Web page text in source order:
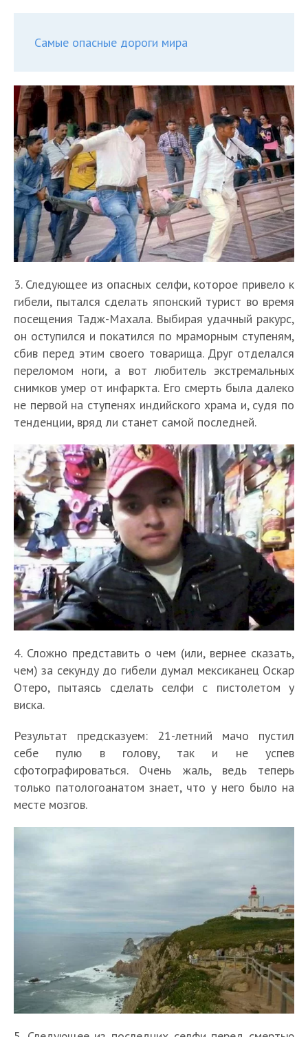
Самые опасные дороги мира
3. Следующее из опасных селфи, которое привело к
гибели, пытался сделать японский турист во время
посещения Тадж-Махала. Выбирая удачный ракурс,
он оступился и покатился по мраморным ступеням,
сбив перед этим своего товарища. Друг отделался
переломом ноги, а вот любитель экстремальных
снимков умер от инфаркта. Его смерть была далеко
не первой на ступенях индийского храма и, судя по
тенденции, вряд ли станет самой последней.
4. Сложно представить о чем (или, вернее сказать,
чем) за секунду до гибели думал мексиканец Оскар
Отеро, пытаясь сделать селфи с пистолетом у
виска.
Результат предсказуем: 21-летний мачо пустил
себе пулю в голову, так и не успев
сфотографироваться. Очень жаль, ведь теперь
только патологоанатом знает, что у него было на
месте мозгов.